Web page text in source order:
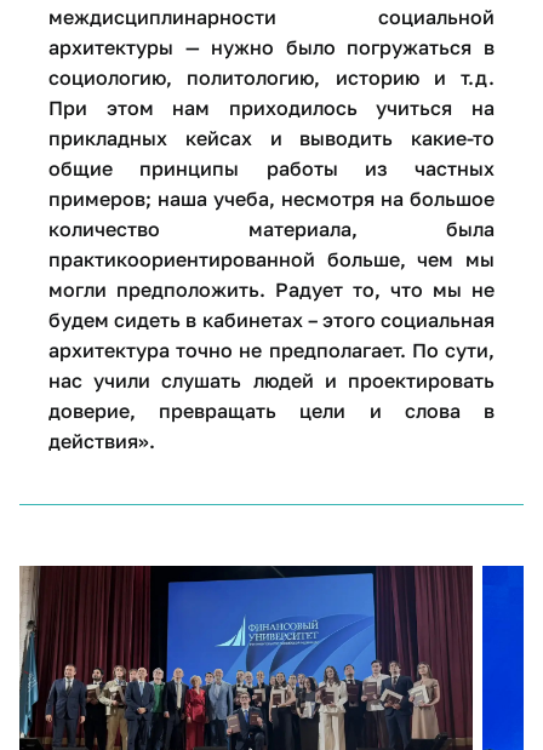
междисциплинарности социальной
архитектуры — нужно было погружаться в
социологию, политологию, историю и т.д.
При этом нам приходилось учиться на
прикладных кейсах и выводить какие-то
общие принципы работы из частных
примеров; наша учеба, несмотря на большое
количество материала, была
практикоориентированной больше, чем мы
могли предположить. Радует то, что мы не
будем сидеть в кабинетах – этого социальная
архитектура точно не предполагает. По сути,
нас учили слушать людей и проектировать
доверие, превращать цели и слова в
действия».